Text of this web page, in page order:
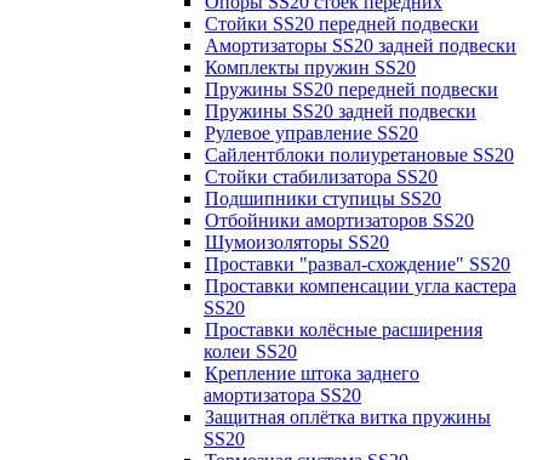
Стойки SS20 передней подвески
Амортизаторы SS20 задней подвески
Комплекты пружин SS20
Пружины SS20 передней подвески
Пружины SS20 задней подвески
Рулевое управление SS20
Сайлентблоки полиуретановые SS20
Стойки стабилизатора SS20
Подшипники ступицы SS20
Отбойники амортизаторов SS20
Шумоизоляторы SS20
Проставки "развал-схождение" SS20
Проставки компенсации угла кастера
SS20
Проставки колёсные расширения
колеи SS20
Крепление штока заднего
амортизатора SS20
Защитная оплётка витка пружины
SS20